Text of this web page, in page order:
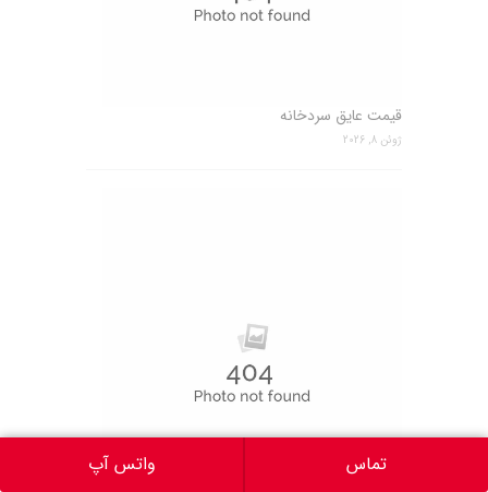
قیمت عایق سردخانه
ژوئن 8, 2026
تماس واتس آپ